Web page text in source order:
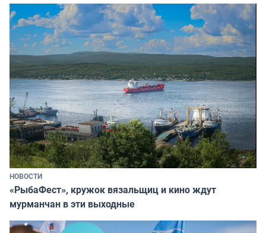
НОВОСТИ
«РыбаФест», кружок вязальщиц и кино ждут
мурманчан в эти выходные